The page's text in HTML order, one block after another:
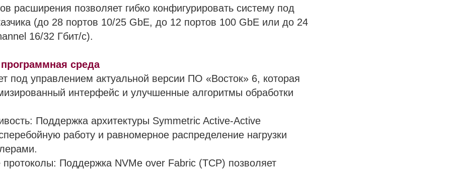
расширения позволяет гибко конфигурировать систему под
(до 28 портов 10/25 GbE, до 12 портов 100 GbE или до 24
16/32 Гбит/с).
среда
под управлением актуальной версии ПО «Восток» 6, которая
интерфейс и улучшенные алгоритмы обработки
Поддержка архитектуры Symmetric Active-Active
работу и равномерное распределение нагрузки
Поддержка NVMe over Fabric (TCP) позволяет